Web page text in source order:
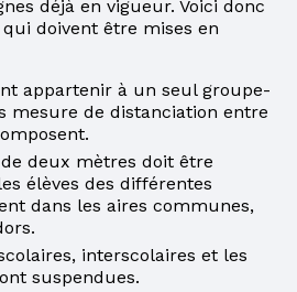
déjà en vigueur. Voici donc
doivent être mises en
appartenir à un seul groupe-
mesure de distanciation entre
deux mètres doit être
élèves des différentes
dans les aires communes,
interscolaires et les
suspendues.